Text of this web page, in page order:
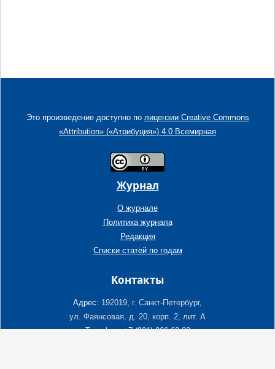
Это произведение доступно по лицензии Creative Commons
«Attribution» («Атрибуция») 4.0 Всемирная
Журнал
О журнале
Политика журнала
Редакция
Списки статей по годам
Контакты
Адрес: 192019, г. Санкт-Петербург,
ул. Фаянсовая, д. 20, корп. 2, лит. А
Телефон: +7 (921) 966-62-83